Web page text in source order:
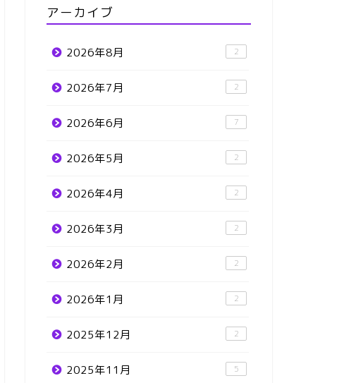
アーカイブ
2026年8月 2
2026年7月 2
2026年6月 7
2026年5月 2
2026年4月 2
2026年3月 2
2026年2月 2
2026年1月 2
2025年12月 2
2025年11月 5